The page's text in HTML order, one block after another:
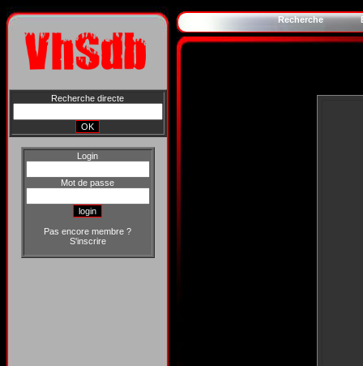
Recherche directe
Login
Mot de passe
Pas encore membre ?
S'inscrire
Recherche